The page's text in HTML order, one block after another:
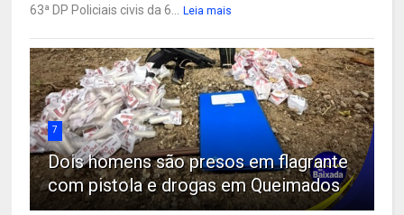
63ª DP Policiais civis da 6... Leia mais
7
Dois homens são presos em flagrante
com pistola e drogas em Queimados